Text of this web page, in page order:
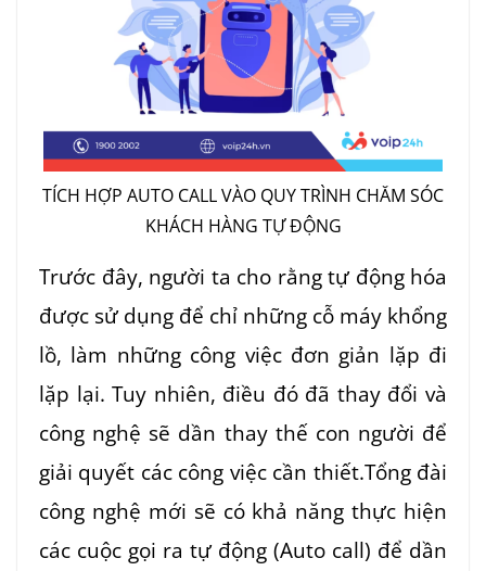
TÍCH HỢP AUTO CALL VÀO QUY TRÌNH CHĂM SÓC
KHÁCH HÀNG TỰ ĐỘNG
Trước đây, người ta cho rằng tự động hóa
được sử dụng để chỉ những cỗ máy khổng
lồ, làm những công việc đơn giản lặp đi
lặp lại. Tuy nhiên, điều đó đã thay đổi và
công nghệ sẽ dần thay thế con người để
giải quyết các công việc cần thiết.Tổng đài
công nghệ mới sẽ có khả năng thực hiện
các cuộc gọi ra tự động (Auto call) để dần